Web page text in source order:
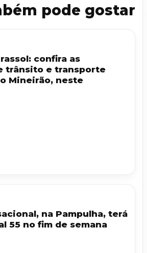
pode gostar
confira as
trânsito e transporte
Mineirão, neste
na Pampulha, terá
55 no fim de semana